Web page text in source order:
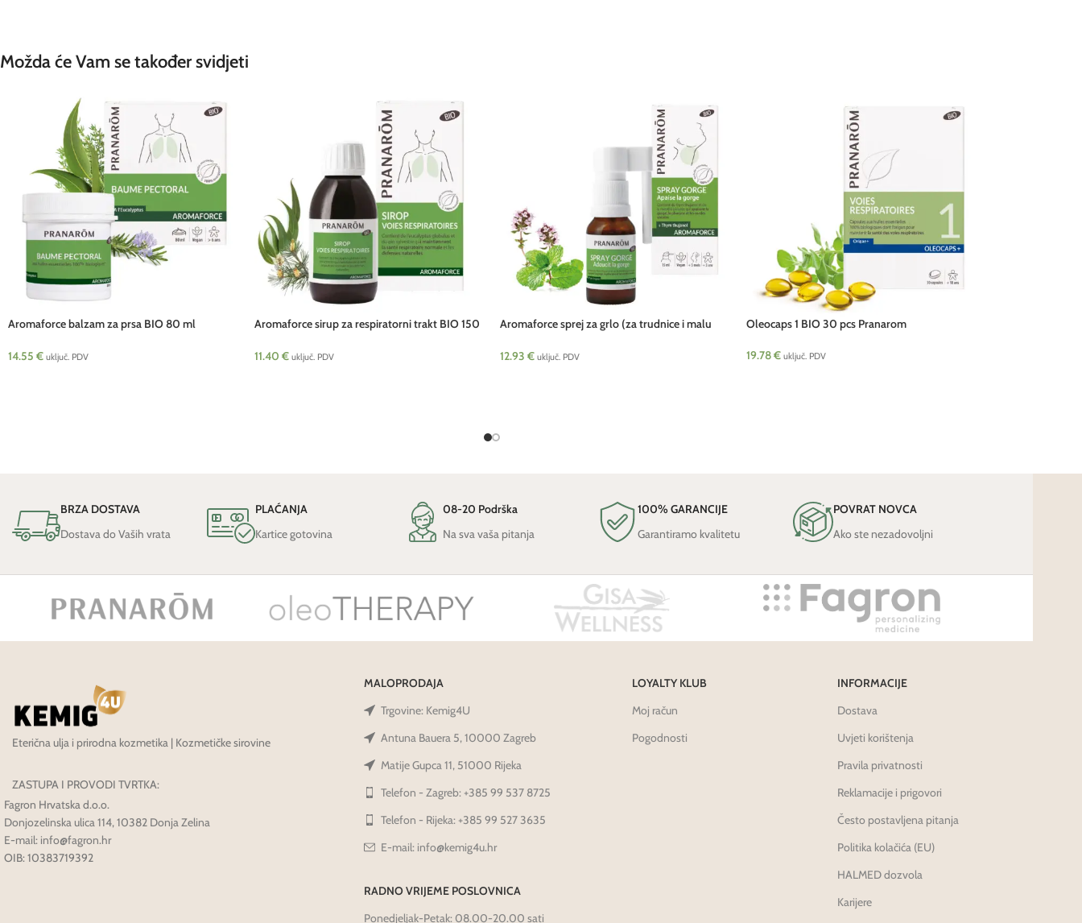
Možda će Vam se također svidjeti
Aromaforce balzam za prsa BIO 80 ml
14.55 € uključ. PDV
Aromaforce sirup za respiratorni trakt BIO 150
11.40 € uključ. PDV
Aromaforce sprej za grlo (za trudnice i malu
12.93 € uključ. PDV
Oleocaps 1 BIO 30 pcs Pranarom
19.78€ uključ. PDV
BRZA DOSTAVA
Dostava do Vaših vrata
PLAĆANJA
Kartice gotovina
08-20 Podrška
Na sva vaša pitanja
100% GARANCIJE
Garantiramo kvalitetu
POVRAT NOVCA
Ako ste nezadovoljni
Eterična ulja i prirodna kozmetika | Kozmetičke sirovine
ZASTUPA I PROVODI TVRTKA:
Fagron Hrvatska d.o.o.
Donjozelinska ulica 114, 10382 Donja Zelina
E-mail: info@fagron.hr
OIB: 10383719392
MALOPRODAJA
Trgovine: Kemig4U
Antuna Bauera 5, 10000 Zagreb
Matije Gupca 11, 51000 Rijeka
Telefon - Zagreb: +385 99 537 8725
Telefon - Rijeka: +385 99 527 3635
E-mail: info@kemig4u.hr
RADNO VRIJEME POSLOVNICA
Ponedjeljak-Petak: 08.00-20.00 sati
LOYALTY KLUB
Moj račun
Pogodnosti
INFORMACIJE
Dostava
Uvjeti korištenja
Pravila privatnosti
Reklamacije i prigovori
Često postavljena pitanja
Politika kolačića (EU)
HALMED dozvola
Karijere